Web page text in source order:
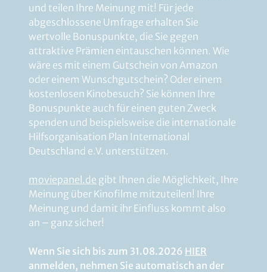
und teilen Ihre Meinung mit! Für jede
abgeschlossene Umfrage erhalten Sie
wertvolle Bonuspunkte, die Sie gegen
attraktive Prämien eintauschen können. Wie
wäre es mit einem Gutschein von Amazon
oder einem Wunschgutschein? Oder einem
kostenlosen Kinobesuch? Sie können Ihre
Bonuspunkte auch für einen guten Zweck
spenden und beispielsweise die internationale
Hilfsorganisation Plan International
Deutschland e.V. unterstützen.
moviepanel.de gibt Ihnen die Möglichkeit, Ihre
Meinung über Kinofilme mitzuteilen! Ihre
Meinung und damit ihr Einfluss kommt also
an – ganz sicher!
Wenn Sie sich bis zum 31.08.2026 HIER
anmelden, nehmen Sie automatisch an der